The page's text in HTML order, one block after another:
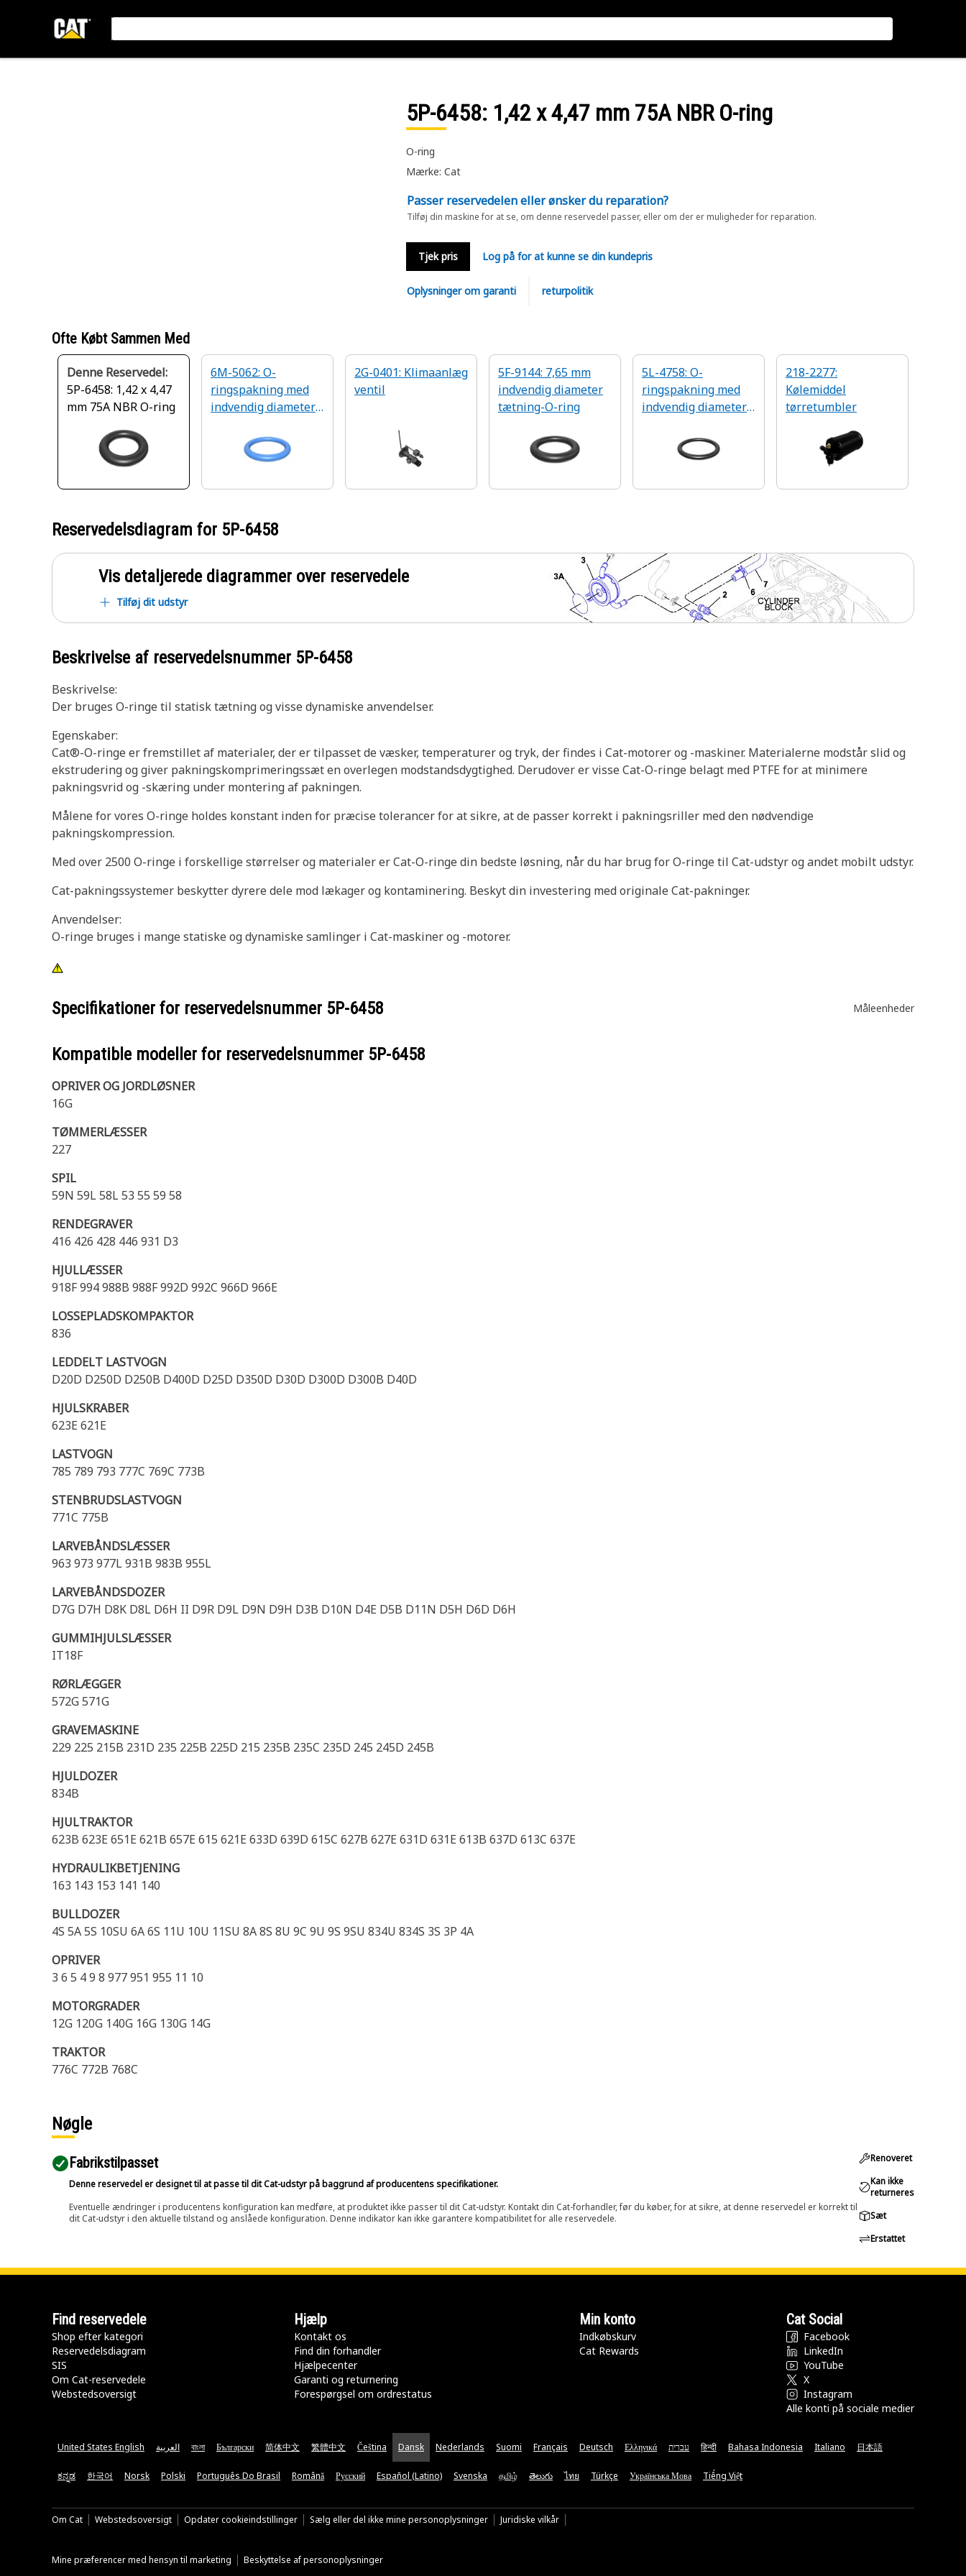
5P-6458: 1,42 x 4,47 mm 75A NBR O-ring
O-ring
Mærke: Cat
Passer reservedelen eller ønsker du reparation?
Tilføj din maskine for at se, om denne reservedel passer, eller om der er muligheder for reparation.
Tjek pris Log på for at kunne se din kundepris
Oplysninger om garanti returpolitik
Ofte Købt Sammen Med
Denne Reservedel:
5P-6458: 1,42 x 4,47
mm 75A NBR O-ring
6M-5062: O-
ringspakning med
indvendig diameter
2G-0401: Klimaanlæg
ventil
5F-9144: 7,65 mm
indvendig diameter
tætning-O-ring
5L-4758: O-
ringspakning med
indvendig diameter
218-2277:
Kølemiddel
tørretumbler
Reservedelsdiagram for 5P-6458
Vis detaljerede diagrammer over reservedele
Tilføj dit udstyr
Beskrivelse af reservedelsnummer 5P-6458
Beskrivelse:
Der bruges O-ringe til statisk tætning og visse dynamiske anvendelser.
Egenskaber:
Cat®-O-ringe er fremstillet af materialer, der er tilpasset de væsker, temperaturer og tryk, der findes i Cat-motorer og -maskiner. Materialerne modstår slid og
ekstrudering og giver pakningskomprimeringssæt en overlegen modstandsdygtighed. Derudover er visse Cat-O-ringe belagt med PTFE for at minimere
pakningsvrid og -skæring under montering af pakningen.
Målene for vores O-ringe holdes konstant inden for præcise tolerancer for at sikre, at de passer korrekt i pakningsriller med den nødvendige
pakningskompression.
Med over 2500 O-ringe i forskellige størrelser og materialer er Cat-O-ringe din bedste løsning, når du har brug for O-ringe til Cat-udstyr og andet mobilt udstyr.
Cat-pakningssystemer beskytter dyrere dele mod lækager og kontaminering. Beskyt din investering med originale Cat-pakninger.
Anvendelser:
O-ringe bruges i mange statiske og dynamiske samlinger i Cat-maskiner og -motorer.
Specifikationer for reservedelsnummer 5P-6458 Måleenheder
Kompatible modeller for reservedelsnummer 5P-6458
OPRIVER OG JORDLØSNER
16G
TØMMERLÆSSER
227
SPIL
59N 59L 58L 53 55 59 58
RENDEGRAVER
416 426 428 446 931 D3
HJULLÆSSER
918F 994 988B 988F 992D 992C 966D 966E
LOSSEPLADSKOMPAKTOR
836
LEDDELT LASTVOGN
D20D D250D D250B D400D D25D D350D D30D D300D D300B D40D
HJULSKRABER
623E 621E
LASTVOGN
785 789 793 777C 769C 773B
STENBRUDSLASTVOGN
771C 775B
LARVEBÅNDSLÆSSER
963 973 977L 931B 983B 955L
LARVEBÅNDSDOZER
D7G D7H D8K D8L D6H II D9R D9L D9N D9H D3B D10N D4E D5B D11N D5H D6D D6H
GUMMIHJULSLÆSSER
IT18F
RØRLÆGGER
572G 571G
GRAVEMASKINE
229 225 215B 231D 235 225B 225D 215 235B 235C 235D 245 245D 245B
HJULDOZER
834B
HJULTRAKTOR
623B 623E 651E 621B 657E 615 621E 633D 639D 615C 627B 627E 631D 631E 613B 637D 613C 637E
HYDRAULIKBETJENING
163 143 153 141 140
BULLDOZER
4S 5A 5S 10SU 6A 6S 11U 10U 11SU 8A 8S 8U 9C 9U 9S 9SU 834U 834S 3S 3P 4A
OPRIVER
3 6 5 4 9 8 977 951 955 11 10
MOTORGRADER
12G 120G 140G 16G 130G 14G
TRAKTOR
776C 772B 768C
Nøgle
Fabrikstilpasset
Denne reservedel er designet til at passe til dit Cat-udstyr på baggrund af producentens specifikationer.
Eventuelle ændringer i producentens konfiguration kan medføre, at produktet ikke passer til dit Cat-udstyr. Kontakt din Cat-forhandler, før du køber, for at sikre, at denne reservedel er korrekt til
dit Cat-udstyr i den aktuelle tilstand og anslåede konfiguration. Denne indikator kan ikke garantere kompatibilitet for alle reservedele.
Renoveret
Kan ikke
returneres
Sæt
Erstattet
Find reservedele
Shop efter kategori
Reservedelsdiagram
SIS
Om Cat-reservedele
Webstedsoversigt
Hjælp
Kontakt os
Find din forhandler
Hjælpecenter
Garanti og returnering
Forespørgsel om ordrestatus
Min konto
Indkøbskurv
Cat Rewards
Cat Social
Facebook
LinkedIn
YouTube
X
Instagram
Alle konti på sociale medier
United States English العربية বাংলা Български 简体中文 繁體中文 Čeština Dansk Nederlands Suomi Français Deutsch Ελληνικά עברית हिन्दी Bahasa Indonesia Italiano 日本語
ಕನ್ನಡ 한국어 Norsk Polski Português Do Brasil Română Русский Español (Latino) Svenska தமிழ் తెలుగు ไทย Türkçe Українська Мова Tiếng Việt
Om Cat Webstedsoversigt Opdater cookieindstillinger Sælg eller del ikke mine personoplysninger Juridiske vilkår
Mine præferencer med hensyn til marketing Beskyttelse af personoplysninger